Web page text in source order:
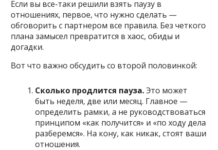
Если вы все-таки решили взять паузу в
отношениях, первое, что нужно сделать —
обговорить с партнером все правила. Без четкого
плана замысел превратится в хаос, обиды и
догадки.
Вот что важно обсудить со второй половинкой:
Сколько продлится пауза.Это может
быть неделя, две или месяц. Главное —
определить рамки, а не руководствоваться
принципом «как получится» и «по ходу дела
разберемся». На кону, как никак, стоят ваши
отношения.